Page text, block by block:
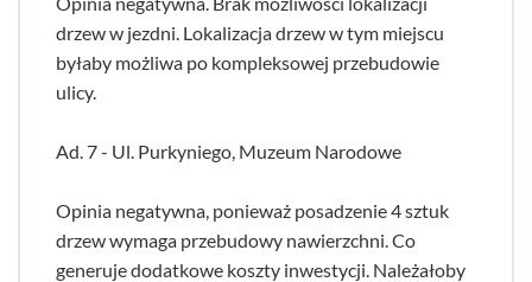
drzew w jezdni. Lokalizacja drzew w tym miejscu
byłaby możliwa po kompleksowej przebudowie
ulicy.
Ad. 7 - Ul. Purkyniego, Muzeum Narodowe
Opinia negatywna, ponieważ posadzenie 4 sztuk
drzew wymaga przebudowy nawierzchni. Co
generuje dodatkowe koszty inwestycji. Należałoby